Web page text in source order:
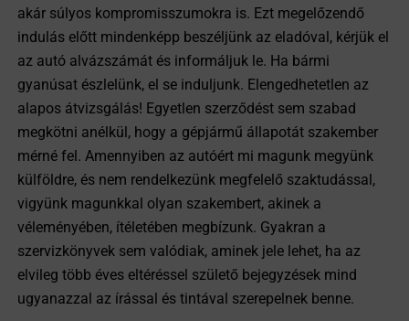
akár súlyos kompromisszumokra is. Ezt megelőzendő
indulás előtt mindenképp beszéljünk az eladóval, kérjük el
az autó alvázszámát és informáljuk le. Ha bármi
gyanúsat észlelünk, el se induljunk. Elengedhetetlen az
alapos átvizsgálás! Egyetlen szerződést sem szabad
megkötni anélkül, hogy a gépjármű állapotát szakember
mérné fel. Amennyiben az autóért mi magunk megyünk
külföldre, és nem rendelkezünk megfelelő szaktudással,
vigyünk magunkkal olyan szakembert, akinek a
véleményében, ítéletében megbízunk. Gyakran a
szervizkönyvek sem valódiak, aminek jele lehet, ha az
elvileg több éves eltéréssel születő bejegyzések mind
ugyanazzal az írással és tintával szerepelnek benne.